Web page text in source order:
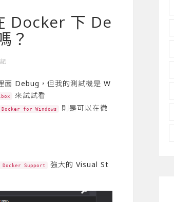
Docker 下 De
？
面 Debug，但我的測試機是 W
來試試看
Docker for Windows
則是可以在微
Support
強大的 Visual St